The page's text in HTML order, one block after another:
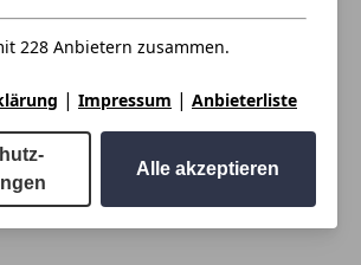
228 Anbietern zusammen.
| Impressum | Anbieterliste
Alle akzeptieren